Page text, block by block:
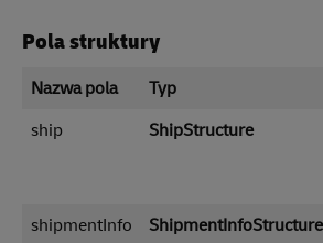
Pola struktury
Nazwa pola Typ
ship
ShipStructure
shipmentInfo
ShipmentInfoStructure